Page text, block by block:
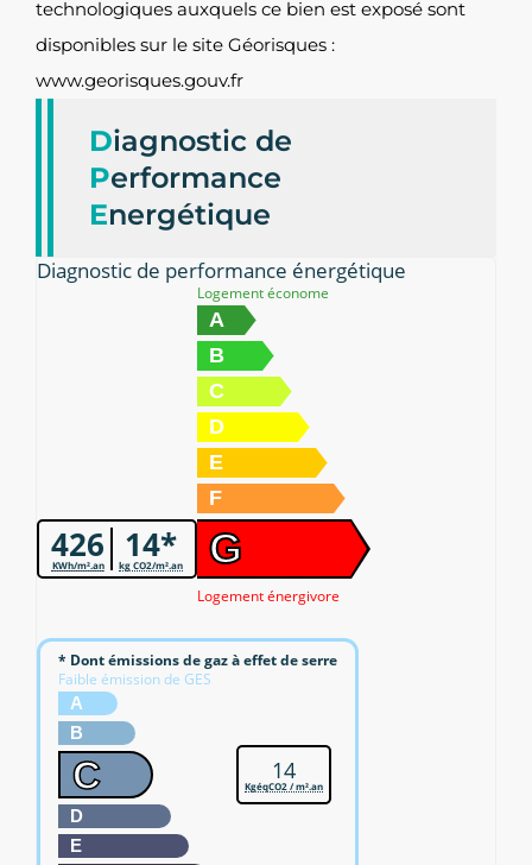
technologiques auxquels ce bien est exposé sont
disponibles sur le site Géorisques :
www.georisques.gouv.fr
Diagnostic de
Performance
Energétique
Diagnostic de performance énergétique
426
KWh/m².an 14*
kg CO2/m².an
Logement économe
A
B
C
D
E
F
G
Logement énergivore
* Dont émissions de gaz à effet de serre
Faible émission de GES
A
B
C
D
E
14
KgéqCO2 / m².an